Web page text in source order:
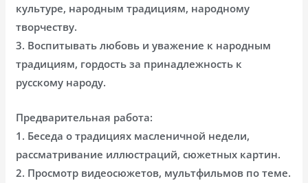
культуре, народным традициям, народному
творчеству.
3. Воспитывать любовь и уважение к народным
традициям, гордость за принадлежность к
русскому народу.
Предварительная работа:
1. Беседа о традициях масленичной недели,
рассматривание иллюстраций, сюжетных картин.
2. Просмотр видеосюжетов, мультфильмов по теме.